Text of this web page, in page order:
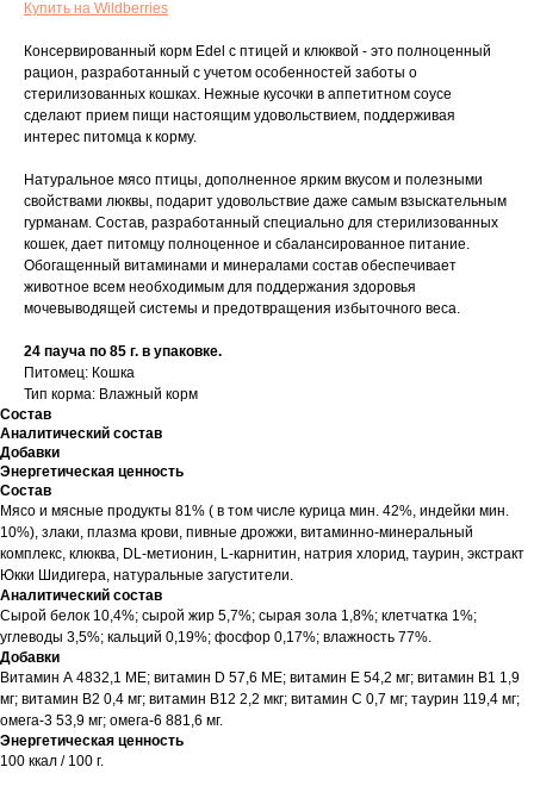
Купить на Wildberries
Консервированный корм Edel с птицей и клюквой - это полноценный
рацион, разработанный с учетом особенностей заботы о
стерилизованных кошках. Нежные кусочки в аппетитном соусе
сделают прием пищи настоящим удовольствием, поддерживая
интерес питомца к корму.
Натуральное мясо птицы, дополненное ярким вкусом и полезными
свойствами люквы, подарит удовольствие даже самым взыскательным
гурманам. Состав, разработанный специально для стерилизованных
кошек, дает питомцу полноценное и сбалансированное питание.
Обогащенный витаминами и минералами состав обеспечивает
животное всем необходимым для поддержания здоровья
мочевыводящей системы и предотвращения избыточного веса.
24 пауча по 85 г. в упаковке.
Питомец: Кошка
Тип корма: Влажный корм
Состав
Аналитический состав
Добавки
Энергетическая ценность
Состав
Мясо и мясные продукты 81% ( в том числе курица мин. 42%, индейки мин.
10%), злаки, плазма крови, пивные дрожжи, витаминно-минеральный
комплекс, клюква, DL-метионин, L-карнитин, натрия хлорид, таурин, экстракт
Юкки Шидигера, натуральные загустители.
Аналитический состав
Сырой белок 10,4%; сырой жир 5,7%; сырая зола 1,8%; клетчатка 1%;
углеводы 3,5%; кальций 0,19%; фосфор 0,17%; влажность 77%.
Добавки
Витамин А 4832,1 МЕ; витамин D 57,6 МЕ; витамин Е 54,2 мг; витамин В1 1,9
мг; витамин В2 0,4 мг; витамин В12 2,2 мкг; витамин С 0,7 мг; таурин 119,4 мг;
омега-3 53,9 мг; омега-6 881,6 мг.
Энергетическая ценность
100 ккал / 100 г.